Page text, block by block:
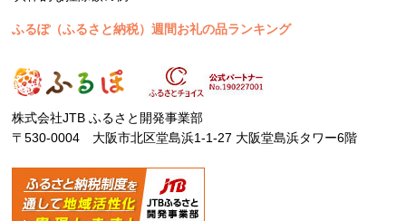
ふるぽ（ふるさと納税）週間お礼の品ランキング
株式会社JTB ふるさと開発事業部
〒530-0004 大阪市北区堂島浜1-1-27 大阪堂島浜タワー6階